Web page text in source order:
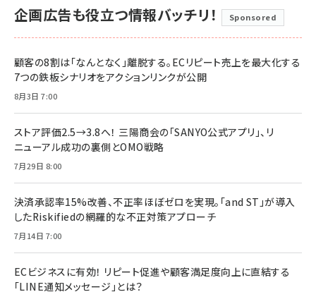
企画広告も役立つ情報バッチリ！ Sponsored
顧客の8割は「なんとなく」離脱する。ECリピート売上を最大化する
7つの鉄板シナリオをアクションリンクが公開
8月3日 7:00
ストア評価2.5→3.8へ！ 三陽商会の「SANYO公式アプリ」、リ
ニューアル成功の裏側とOMO戦略
7月29日 8:00
決済承認率15%改善、不正率ほぼゼロを実現。「and ST」が導入
したRiskifiedの網羅的な不正対策アプローチ
7月14日 7:00
ECビジネスに有効！ リピート促進や顧客満足度向上に直結する
「LINE通知メッセージ」とは？